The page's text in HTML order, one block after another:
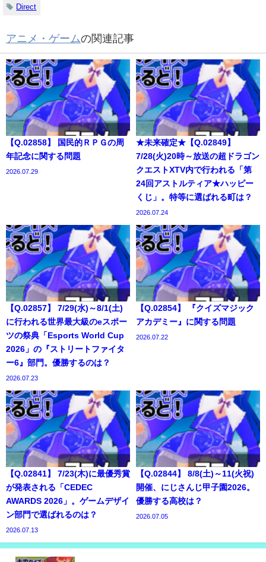
Direct
アニメ・ゲームの関連記事
【Q.02858】 国民的ＲＰＧの周
年記念に関する問題
2026.07.29
★未来確定★【Q.02849】
7/28(火)20時～放送の超ドラゴン
クエストXTV内で行われる「第
24回アストルティア★ハッピー
くじ」。特等に選ばれる町は？
2026.07.24
【Q.02857】 7/29(水)～8/1(土)
に行われる世界最大級のeスポー
ツの祭典「Esports World Cup
2026」の『ストリートファイタ
ー6』部門。優勝するのは？
2026.07.23
【Q.02854】 『クイズマジック
アカデミー』に関する問題
2026.07.22
【Q.02841】 7/23(木)に最優秀賞
が発表される「CEDEC
AWARDS 2026」。ゲームデザイ
ン部門で選ばれるのは？
2026.07.13
【Q.02844】 8/8(土)～11(火祝)
開催、にじさんじ甲子園2026。
優勝する高校は？
2026.07.05